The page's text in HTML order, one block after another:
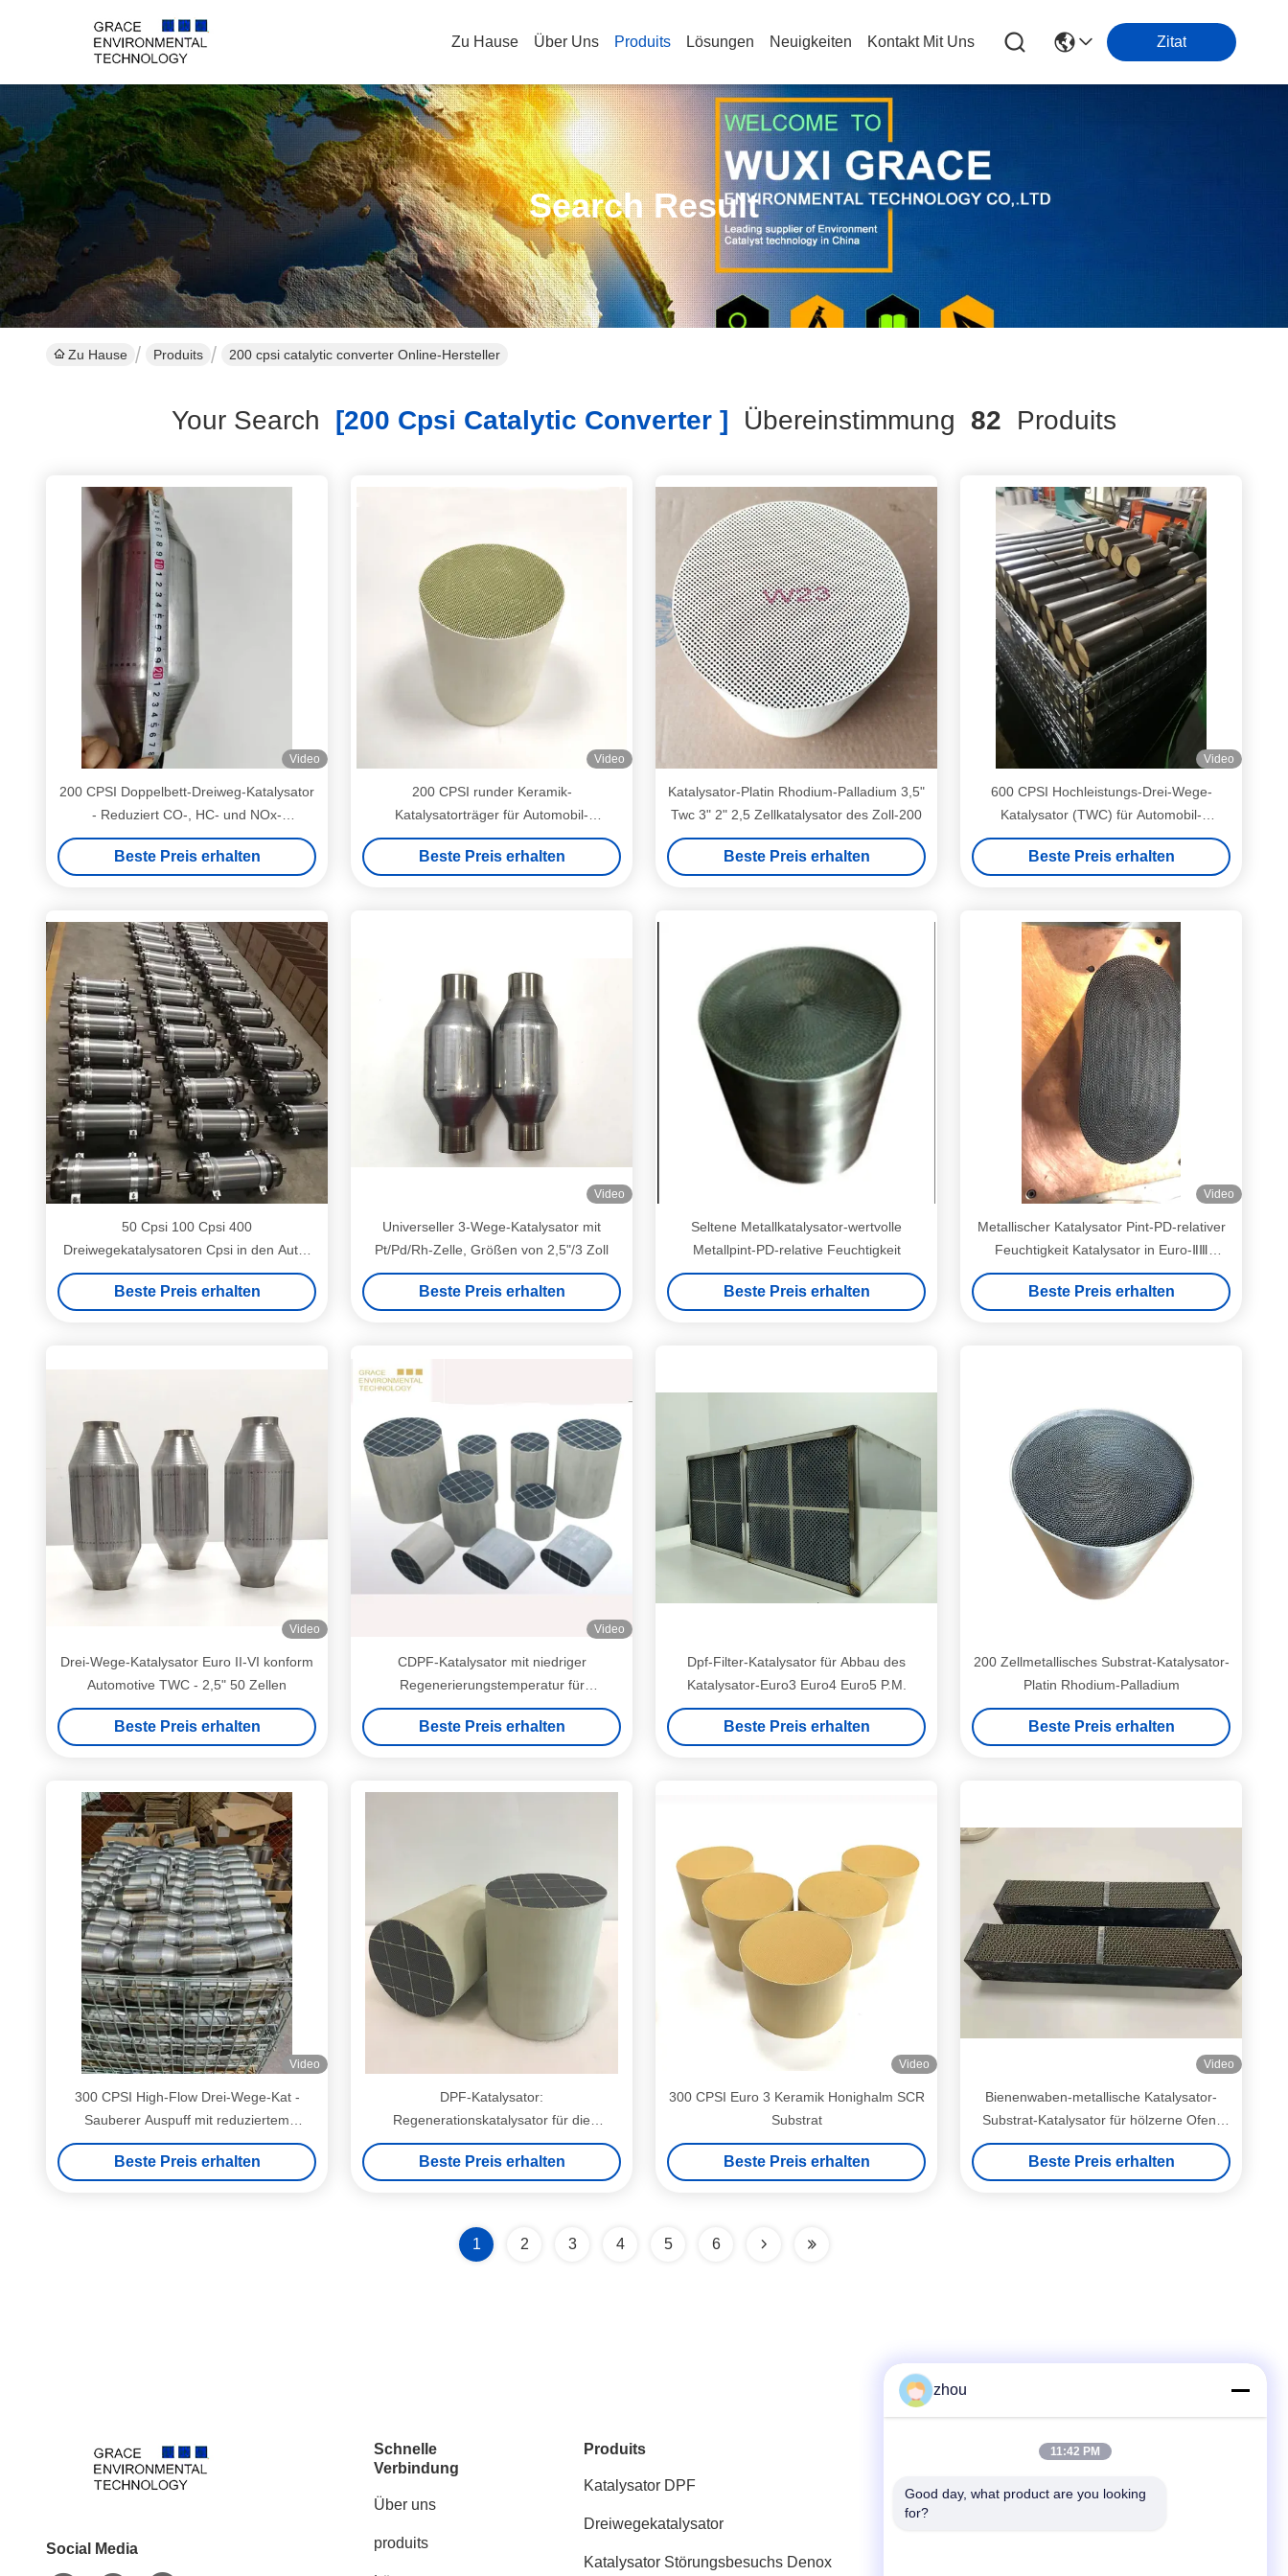
Zu Hause Über Uns Produits Lösungen Neuigkeiten Kontakt Mit Uns Zitat
Search Result
Zu Hause Produits 200 cpsi catalytic converter Online-Hersteller
Your Search [200 Cpsi Catalytic Converter ] Übereinstimmung 82 Produits
Video
200 CPSI Doppelbett-Dreiweg-Katalysator
- Reduziert CO-, HC- und NOx-
Emissionen in Fahrzeugen
Beste Preis erhalten
Video
200 CPSI runder Keramik-
Katalysatorträger für Automobil-
Abgasanlagen - 4 Zoll Durchmesser
Beste Preis erhalten
Katalysator-Platin Rhodium-Palladium 3,5"
Twc 3" 2" 2,5 Zellkatalysator des Zoll-200
Beste Preis erhalten
Video
600 CPSI Hochleistungs-Drei-Wege-
Katalysator (TWC) für Automobil-
Abgasanlagen
Beste Preis erhalten
50 Cpsi 100 Cpsi 400
Dreiwegekatalysatoren Cpsi in den Auto-
Abgasanlagen
Beste Preis erhalten
Video
Universeller 3-Wege-Katalysator mit
Pt/Pd/Rh-Zelle, Größen von 2,5"/3 Zoll
Beste Preis erhalten
Seltene Metallkatalysator-wertvolle
Metallpint-PD-relative Feuchtigkeit
Beste Preis erhalten
Video
Metallischer Katalysator Pint-PD-relativer
Feuchtigkeit Katalysator in Euro-ⅡⅢ
elliptisch oder in der Rennbahn-Form
Beste Preis erhalten
Video
Drei-Wege-Katalysator Euro II-VI konform
Automotive TWC - 2,5" 50 Zellen
Beste Preis erhalten
Video
CDPF-Katalysator mit niedriger
Regenerierungstemperatur für
Dieselpartikelfiltration
Beste Preis erhalten
Dpf-Filter-Katalysator für Abbau des
Katalysator-Euro3 Euro4 Euro5 P.M.
Beste Preis erhalten
200 Zellmetallisches Substrat-Katalysator-
Platin Rhodium-Palladium
Beste Preis erhalten
Video
300 CPSI High-Flow Drei-Wege-Kat -
Sauberer Auspuff mit reduziertem
CO/HC/NOx
Beste Preis erhalten
DPF-Katalysator:
Regenerationskatalysator für die
Dieselauspufffiltration
Beste Preis erhalten
Video
300 CPSI Euro 3 Keramik Honighalm SCR
Substrat
Beste Preis erhalten
Video
Bienenwaben-metallische Katalysator-
Substrat-Katalysator für hölzerne Ofen-
Oxidation
Beste Preis erhalten
1 2 3 4 5 6
Social Media
Schnelle
Verbindung
Über uns
produits
Produits
Katalysator DPF
Dreiwegekatalysator
Katalysator Störungsbesuchs Denox
Schneller Kontakt
Tel.
zhou
11:42 PM
Good day, what product are you looking
for?